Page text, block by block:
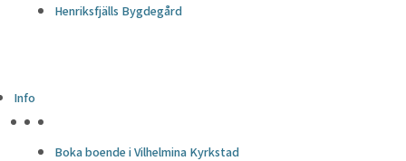
Henriksfjälls Bygdegård
Info
Boka boende i Vilhelmina Kyrkstad